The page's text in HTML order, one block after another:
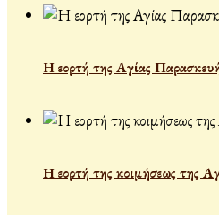
Η εορτή της Αγίας
Η εορτή της κοιμήσεως της